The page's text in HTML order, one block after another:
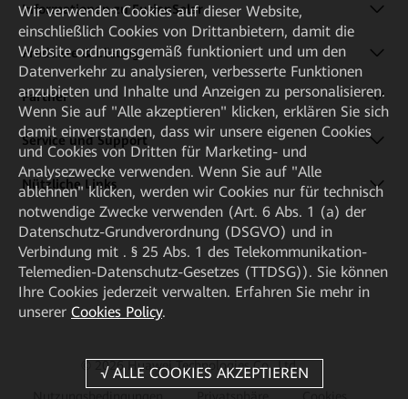
Informationen zu FusionSolar
Produkte & Lösung
Partner
Service und Support
Nützliche Links
© 2026 Huawei Technologies Co., Ltd.
Wir verwenden Cookies auf dieser Website,
einschließlich Cookies von Drittanbietern, damit die
Website ordnungsgemäß funktioniert und um den
Datenverkehr zu analysieren, verbesserte Funktionen
anzubieten und Inhalte und Anzeigen zu personalisieren.
Wenn Sie auf "Alle akzeptieren" klicken, erklären Sie sich
damit einverstanden, dass wir unsere eigenen Cookies
und Cookies von Dritten für Marketing- und
Analysezwecke verwenden. Wenn Sie auf "Alle
ablehnen" klicken, werden wir Cookies nur für technisch
notwendige Zwecke verwenden (Art. 6 Abs. 1 (a) der
Datenschutz-Grundverordnung (DSGVO) und in
Verbindung mit . § 25 Abs. 1 des Telekommunikation-
Telemedien-Datenschutz-Gesetzes (TTDSG)). Sie können
Ihre Cookies jederzeit verwalten. Erfahren Sie mehr in
unserer Cookies Policy.